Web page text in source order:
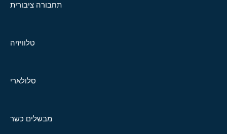
תחבורה ציבורית
טלוויזיה
סלולארי
מבשלים כשר